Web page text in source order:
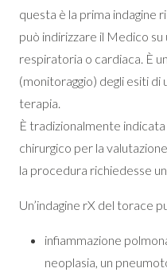
questa è la prima indagine
può indirizzare il Medico
respiratoria o cardiaca. È
(monitoraggio) degli esiti di
terapia.
È tradizionalmente
chirurgico per la
la procedura richiedesse
Un’indagine rX del torace
infiammazione
neoplasia, un